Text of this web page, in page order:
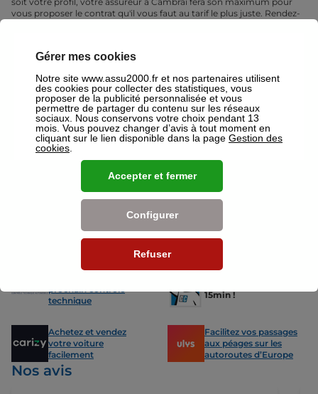
vous proposer le contrat qu'il vous faut au tarif le plus juste. Rendez-
Nos offres pour les particuliers
Assurance Auto
Des tarifs adaptés à tous les profils
de conducteurs. Jeunes permis,
des solutions pour chacun.
prochain contrôle
technique
15min !
Achetez et vendez
votre voiture
facilement
Facilitez vos passages
aux péages sur les
autoroutes d’Europe
Nos avis
Gérer mes cookies
Notre site www.assu2000.fr et nos partenaires utilisent
des cookies pour collecter des statistiques, vous
proposer de la publicité personnalisée et vous
permettre de partager du contenu sur les réseaux
sociaux. Nous conservons votre choix pendant 13
mois. Vous pouvez changer d’avis à tout moment en
cliquant sur le lien disponible dans la page Gestion des
cookies
Refuser
Configurer
Accepter et fermer